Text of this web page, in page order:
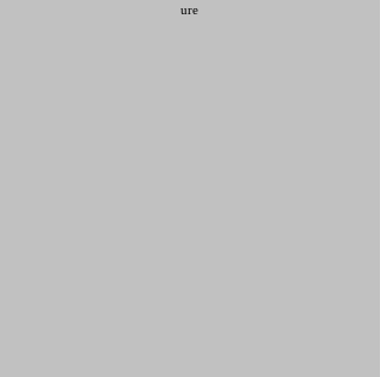
ure